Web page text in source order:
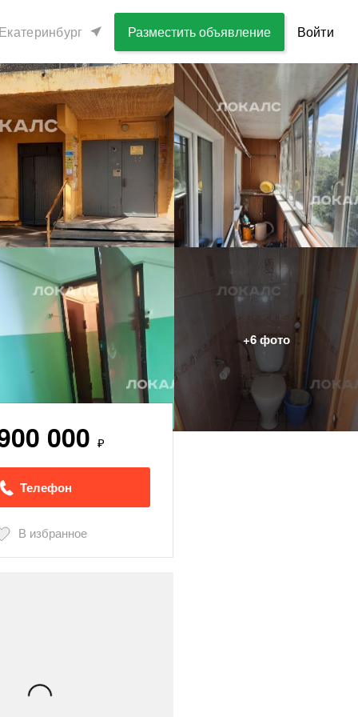
Екатеринбург Разместить объявление Войти
+6фото
000 ₽
Телефон
В избранное